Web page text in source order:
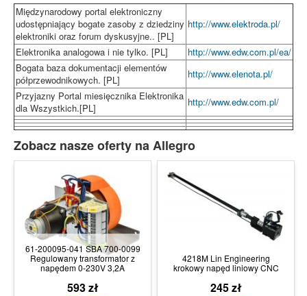
Międzynarodowy portal elektroniczny
udostępniający bogate zasoby z dziedziny
elektroniki oraz forum dyskusyjne.. [PL]
http://www.elektroda.pl/
Elektronika analogowa i nie tylko. [PL]
http://www.edw.com.pl/ea/
Bogata baza dokumentacji elementów
półprzewodnikowych. [PL]
http://www.elenota.pl/
Przyjazny Portal miesięcznika Elektronika
dla Wszystkich.[PL]
http://www.edw.com.pl/
Zobacz nasze oferty na Allegro
61-200095-041 SBA 700-0099
Regulowany transformator z
napędem 0-230V 3,2A
593 zł
4218M Lin Engineering
krokowy napęd liniowy CNC
245 zł